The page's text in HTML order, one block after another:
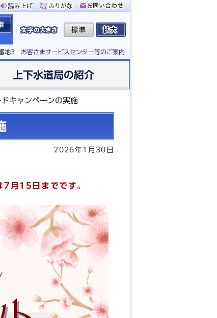
番地3 お客さまサービスセンター等のご案内
上下水道局の紹介
キャンペーンの実施
2026年1月30日
7月15日までです。